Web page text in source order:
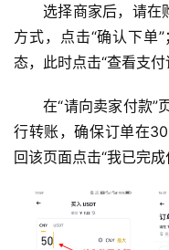
选择商家后，请在
方式，点击“确认下单
态，此时点击“查看支付
在“请向卖家付款”
行转账，确保订单在
回该页面点击“我已完成